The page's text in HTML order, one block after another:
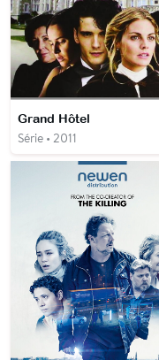
Grand Hôtel
Série • 2011